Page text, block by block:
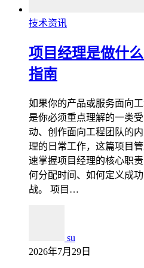
技术资讯
项目经理是做什
指南
如果你的产品或服务面向
是你必须重点理解的一类
动、创作面向工程团队的
理的日常工作，这篇项目
速掌握项目经理的核心职
何分配时间、如何定义成
战。 项目…
su
2026年7月29日